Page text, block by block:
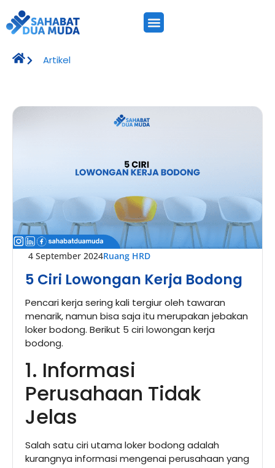
Artikel
4 September 2024Ruang HRD
5 Ciri Lowongan Kerja Bodong
Pencari kerja sering kali tergiur oleh tawaran
menarik, namun bisa saja itu merupakan jebakan
loker bodong. Berikut 5 ciri lowongan kerja
bodong.
1. Informasi
Perusahaan Tidak
Jelas
Salah satu ciri utama loker bodong adalah
kurangnya informasi mengenai perusahaan yang